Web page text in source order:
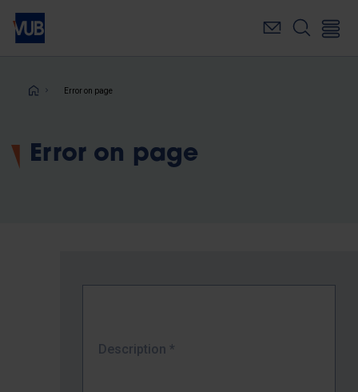
Skip
main
Breadcrumb
Error on page
Error on page
Description *